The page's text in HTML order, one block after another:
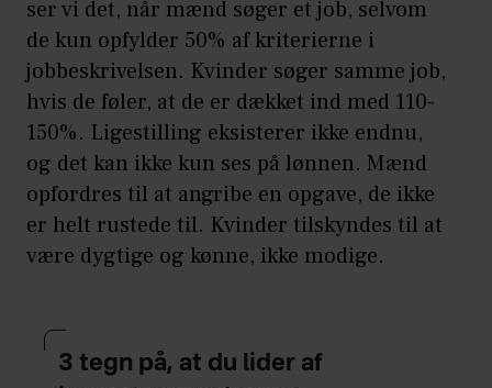
ser vi det, når mænd søger et job, selvom
de kun opfylder 50% af kriterierne i
jobbeskrivelsen. Kvinder søger samme job,
hvis de føler, at de er dækket ind med 110-
150%. Ligestilling eksisterer ikke endnu,
og det kan ikke kun ses på lønnen. Mænd
opfordres til at angribe en opgave, de ikke
er helt rustede til. Kvinder tilskyndes til at
være dygtige og kønne, ikke modige.
3 tegn på, at du lider af